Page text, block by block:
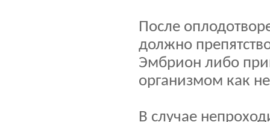
После
должно
Эмбрион либо
организмом как
В случае